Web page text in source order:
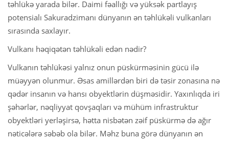
təhlükə yarada bilər. Daimi fəallığı və yüksək partlayış
potensialı Sakuradzimanı dünyanın ən təhlükəli vulkanları
sırasında saxlayır.
Vulkanı həqiqətən təhlükəli edən nədir?
Vulkanın təhlükəsi yalnız onun püskürməsinin gücü ilə
müəyyən olunmur. Əsas amillərdən biri də təsir zonasına nə
qədər insanın və hansı obyektlərin düşməsidir. Yaxınlıqda iri
şəhərlər, nəqliyyat qovşaqları və mühüm infrastruktur
obyektləri yerləşirsə, hətta nisbətən zəif püskürmə də ağır
nəticələrə səbəb ola bilər. Məhz buna görə dünyanın ən